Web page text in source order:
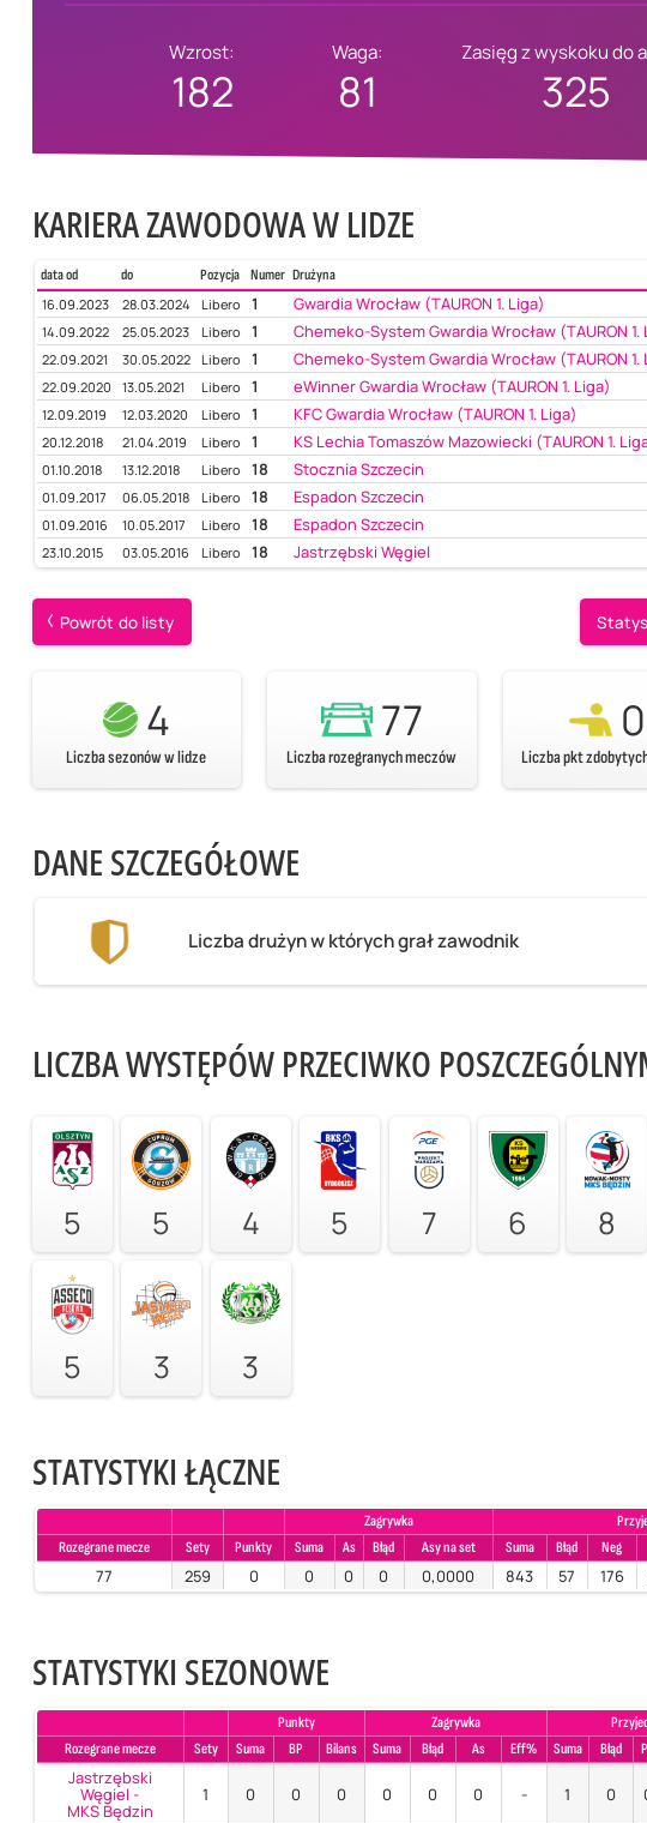
Wzrost:
182
Waga:
81
Zasięg z wyskoku do
325
KARIERA ZAWODOWA W LIDZE
data od do Pozycja Numer Drużyna
16.09.2023
28.03.2024 Libero 1 Gwardia Wrocław (TAURON 1. Liga)
14.09.2022 25.05.2023 Libero 1 Chemeko-System Gwardia Wrocław (TAURON 1.
22.09.2021 30.05.2022 Libero 1 Chemeko-System Gwardia Wrocław (TAURON 1.
22.09.2020 13.05.2021 Libero 1 eWinner Gwardia Wrocław (TAURON 1. Liga)
12.09.2019 12.03.2020 Libero 1 KFC Gwardia Wrocław (TAURON 1. Liga)
20.12.2018 21.04.2019 Libero 1 KS Lechia Tomaszów Mazowiecki (TAURON 1.
01.10.2018 13.12.2018 Libero 18 Stocznia Szczecin
01.09.2017 06.05.2018 Libero 18 Espadon Szczecin
01.09.2016 10.05.2017 Libero 18 Espadon Szczecin
23.10.2015 03.05.2016 Libero 18 Jastrzębski Węgiel
Powrót do listy
4
Liczba sezonów w lidze
77
Liczba rozegranych meczów
0
Liczba pkt
DANE SZCZEGÓŁOWE
Liczba drużyn w których grał zawodnik
LICZBA WYSTĘPÓW PRZECIWKO
5 5 4 5 7 6 8
5 3 3
STATYSTYKI ŁĄCZNE
Zagrywka
Rozegrane mecze
Sety Punkty Suma As Błąd Asy na set Suma Błąd Neg
77 259 0 0 0 0 0,0000 843 57 176
STATYSTYKI SEZONOWE
Punkty Zagrywka
Rozegrane mecze
Sety Suma BP Bilans Suma Błąd As Eff% Suma Błąd
Jastrzębski
Węgiel -
MKS Będzin
1 0 0 0 0 0 0 - 1 0